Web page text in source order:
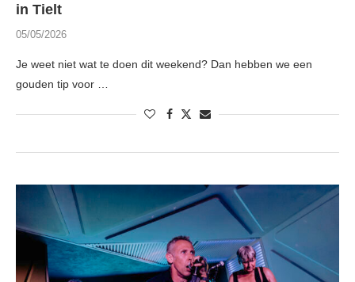
in Tielt
05/05/2026
Je weet niet wat te doen dit weekend? Dan hebben we een
gouden tip voor …